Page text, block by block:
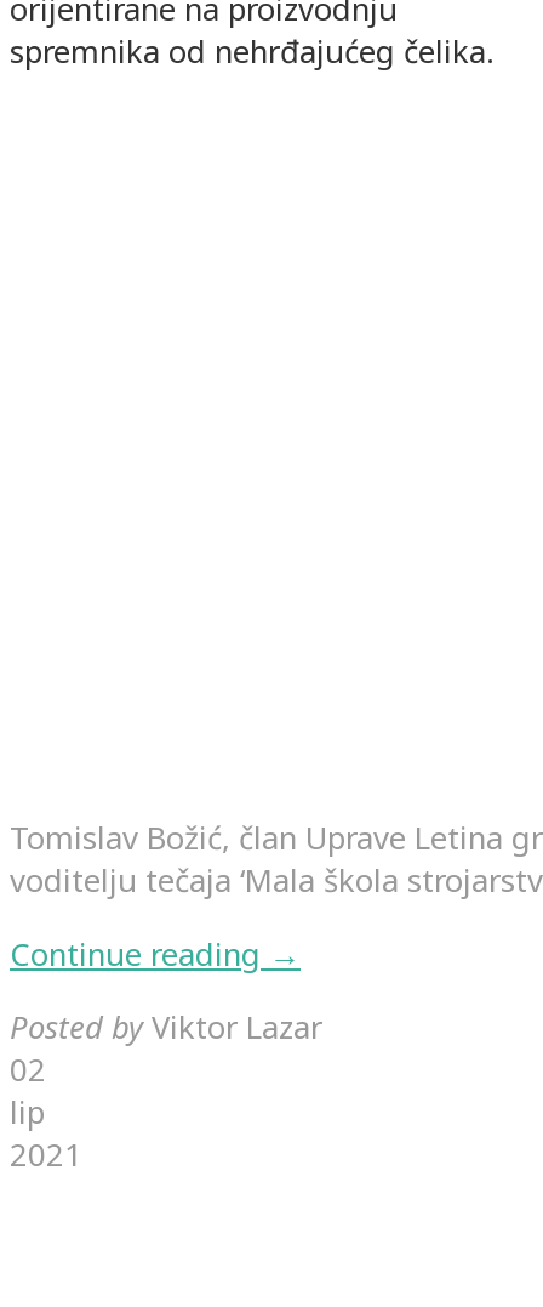
orijentirane na proizvodnju
spremnika od nehrđajućeg čelika.
Tomislav Božić, član Uprave Letina
voditelju tečaja ‘Mala škola
Continue reading →
Posted by Viktor Lazar
02
lip
2021